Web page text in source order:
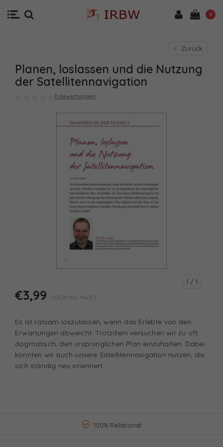
0
Zurück
Planen, loslassen und die Nutzung
der Satellitennavigation
0 bewertungen
1 / 1
€3,99 (€4,39 Inkl. MwSt.)
Es ist ratsam loszulassen, wenn das Erlebte von den
Erwartungen abweicht. Trotzdem versuchen wir zu oft
dogmatisch, den ursprünglichen Plan einzuhalten. Dabei
könnten wir auch unsere Satellitennavigation nutzen, die
sich ständig neu orientiert…
100% Relational